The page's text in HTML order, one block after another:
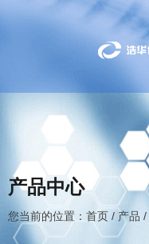
产品中心
您当前的位置：首页 / 产品 /